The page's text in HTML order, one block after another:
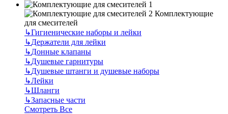
Комплектующие
для смесителей
↳Гигиенические наборы и лейки
↳Держатели для лейки
↳Донные клапаны
↳Душевые гарнитуры
↳Душевые штанги и душевые наборы
↳Лейки
↳Шланги
↳Запасные части
Смотреть Все